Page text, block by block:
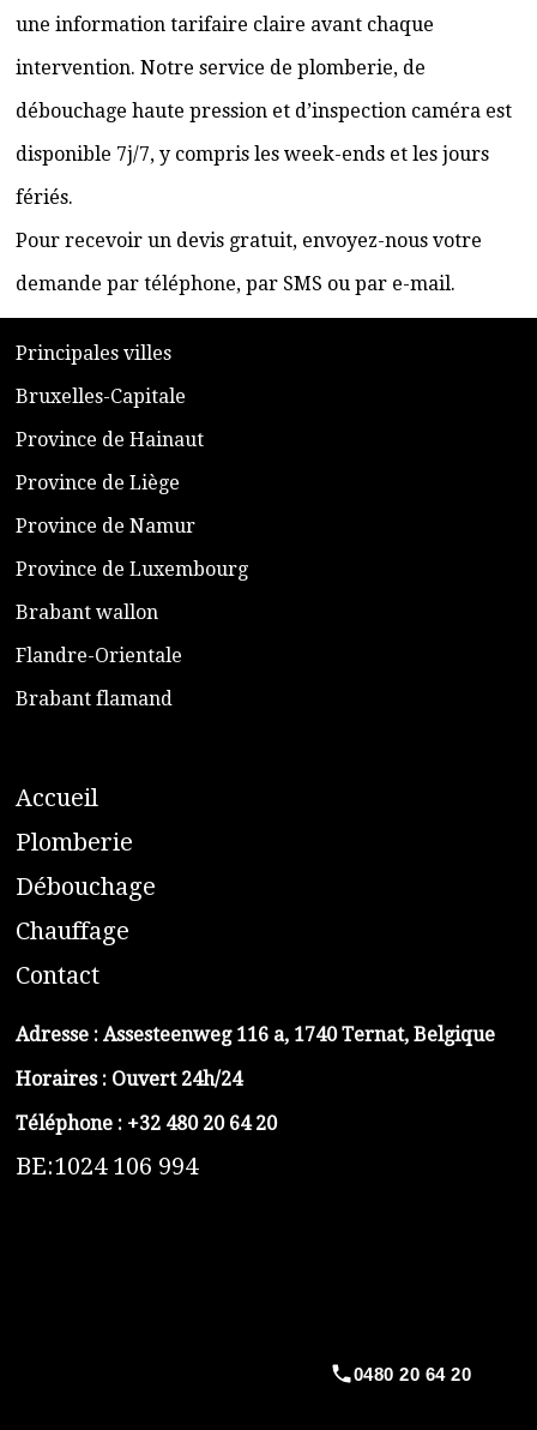
une information tarifaire claire avant chaque
intervention. Notre service de plomberie, de
débouchage haute pression et d’inspection caméra est
disponible 7j/7, y compris les week-ends et les jours
fériés.
Pour recevoir un devis gratuit, envoyez-nous votre
demande par téléphone, par SMS ou par e-mail.
​Principales villes
​Bruxelles-Capitale
​Province de Hainaut
Province de Liège
​Province de Namur
​Province de Luxembourg
​Brabant wallon
​Flandre-Orientale
​Brabant flamand
Accueil
​Plomberie
Débouchage
Chauffage
Contact
Adresse : Assesteenweg 116 a, 1740 Ternat, Belgique
Horaires : Ouvert 24h/24
Téléphone : +32 480 20 64 20
BE:1024 106 994
0480 20 64 20